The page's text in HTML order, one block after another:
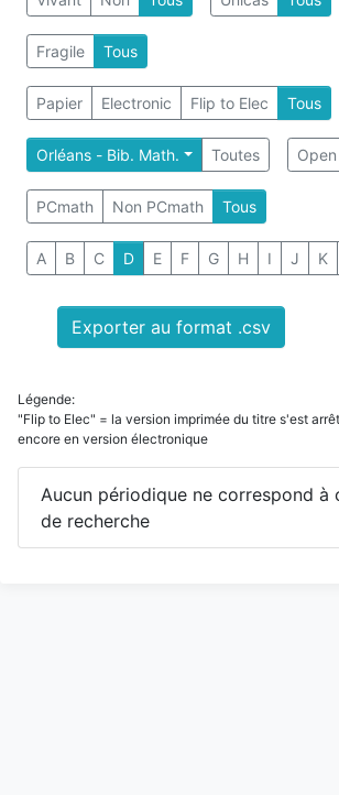
Fragile Tous
Papier Electronic Flip to Elec Tous
Orléans - Bib. Math. Toutes
PCmath Non PCmath Tous
A B C D E F G H I J K
Exporter au format .csv
Légende:
"Flip to Elec" = la version imprimée du titre s'est
encore en version électronique
Aucun périodique ne correspond à
de recherche